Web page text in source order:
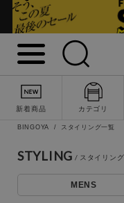
新着商品 カテゴリ
BINGOYA スタイリング一覧
STYLING
MENS